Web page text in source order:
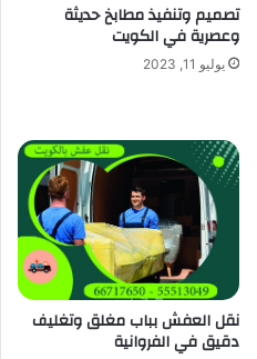
تصميم وتنفيذ مطابخ حديثة
وعصرية في الكويت
يوليو 11, 2023
نقل العفش بباب مغلق وتغليف
دقيق في الفروانية